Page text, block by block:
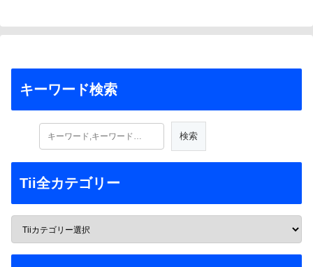
キーワード検索
Tii全カテゴリー